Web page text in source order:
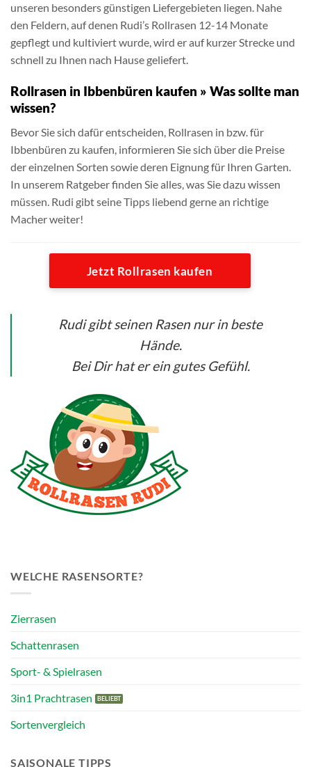
unseren besonders günstigen Liefergebieten liegen. Nahe
den Feldern, auf denen Rudi’s Rollrasen 12-14 Monate
gepflegt und kultiviert wurde, wird er auf kurzer Strecke und
schnell zu Ihnen nach Hause geliefert.
Rollrasen in Ibbenbüren kaufen » Was sollte man
wissen?
Bevor Sie sich dafür entscheiden, Rollrasen in bzw. für
Ibbenbüren zu kaufen, informieren Sie sich über die Preise
der einzelnen Sorten sowie deren Eignung für Ihren Garten.
In unserem Ratgeber finden Sie alles, was Sie dazu wissen
müssen. Rudi gibt seine Tipps liebend gerne an richtige
Macher weiter!
Jetzt Rollrasen kaufen
Rudi gibt seinen Rasen nur in beste
Hände.
Bei Dir hat er ein gutes Gefühl.
WELCHE RASENSORTE?
Zierrasen
Schattenrasen
Sport- & Spielrasen
3in1 Prachtrasen
Sortenvergleich
SAISONALE TIPPS